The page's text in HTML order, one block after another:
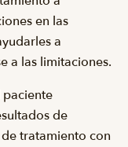
en las
a
a las limitaciones.
de
tratamiento con